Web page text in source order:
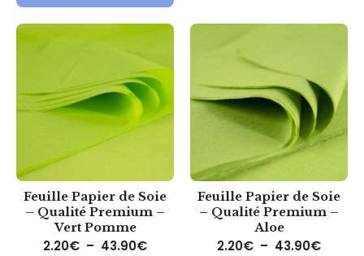
Feuille Papier de Soie
– Qualité Premium –
Vert Pomme
2.20€ – 43.90€Plage de prix : 2.20€ à 43.90€
Feuille Papier de Soie
– Qualité Premium –
Aloe
2.20€ – 43.90€Plage